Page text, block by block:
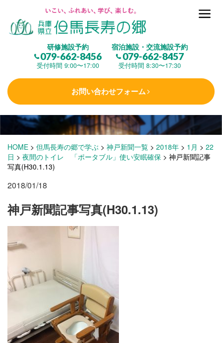
研修施設予約
079-662-8456
受付時間 9:00〜17:00
宿泊施設・交流施設予約
079-662-8457
受付時間 8:30〜17:30
お問い合わせフォーム
但馬長寿の郷とは
(研修施設)
楽しむ
学 ぶ(健康福祉)
泊まる(宿泊)
施設・料金
HOME > 但馬長寿の郷で学ぶ > 神戸新聞一覧 > 2018年 > 1月 > 22
日 > 夜間のトイレ 「ポータブル」使い安眠確保 > 神戸新聞記事
写真(H30.1.13)
2018/01/18
神戸新聞記事写真(H30.1.13)